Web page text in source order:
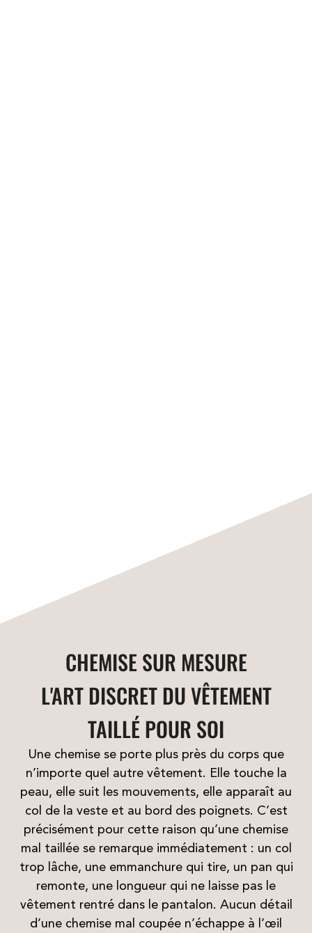
CHEMISE SUR MESURE
L'ART DISCRET DU VÊTEMENT
TAILLÉ POUR SOI
Une chemise se porte plus près du corps que
n’importe quel autre vêtement. Elle touche la
peau, elle suit les mouvements, elle apparaît au
col de la veste et au bord des poignets. C’est
précisément pour cette raison qu’une chemise
mal taillée se remarque immédiatement : un col
trop lâche, une emmanchure qui tire, un pan qui
remonte, une longueur qui ne laisse pas le
vêtement rentré dans le pantalon. Aucun détail
d’une chemise mal coupée n’échappe à l’œil